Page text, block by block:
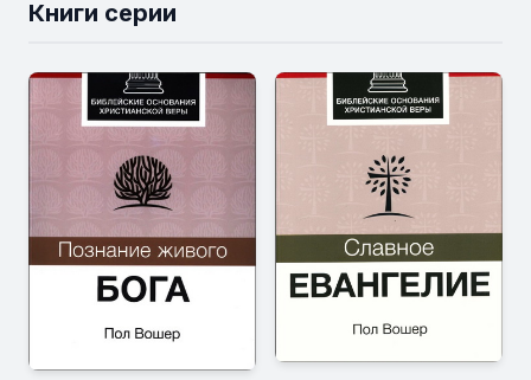
Книги серии